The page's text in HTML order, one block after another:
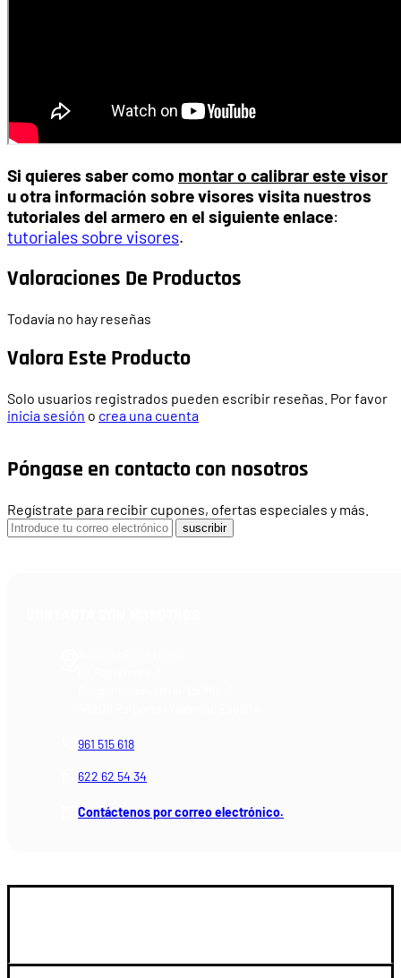
Si quieres saber como montar o calibrar este visor
u otra información sobre visores visita nuestros
tutoriales del armero en el siguiente enlace:
tutoriales sobre visores.
Valoraciones De Productos
Todavía no hay reseñas
Valora Este Producto
Solo usuarios registrados pueden escribir reseñas. Por favor
inicia sesión o crea una cuenta
Póngase en contacto con nosotros
Regístrate para recibir cupones, ofertas especiales y más.
suscribir
961 515 618
622 62 54 34
Contáctenos por correo electrónico.